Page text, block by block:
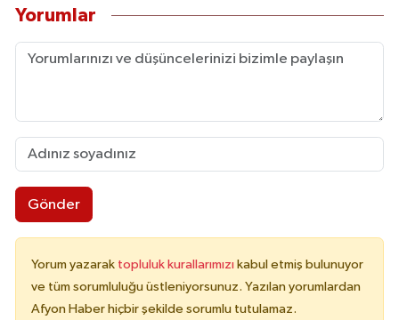
Yorumlar
Gönder
Yorum yazarak topluluk kurallarımızı kabul etmiş bulunuyor
ve tüm sorumluluğu üstleniyorsunuz. Yazılan yorumlardan
Afyon Haber hiçbir şekilde sorumlu tutulamaz.